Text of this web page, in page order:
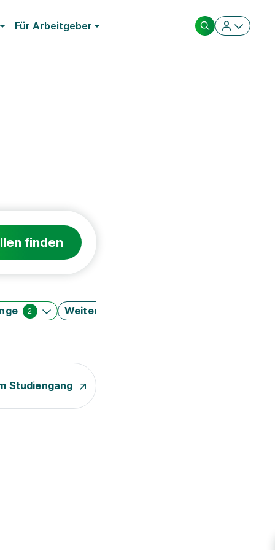
Für Arbeitgeber
finden
2 Weitere Filter
Studiengang